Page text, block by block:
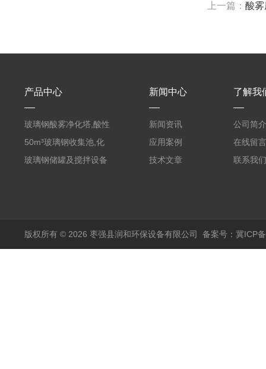
上一篇：酸
产品中心
玻璃钢酸雾净化塔,酸性
废气洗涤塔处理工艺
50m³玻璃钢收集池,化
粪罐
玻璃钢储罐及搅拌设备
新闻中心
新闻资讯
应用案例
技术文章
了解我
公司简介
在线留言
联系我们
版权所有 © 2026 枣强县润和环保设备有限公司 备案号：冀ICP